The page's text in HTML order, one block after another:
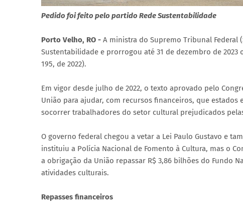
Pedido foi feito pelo partido Rede Sustentabilidade
Porto Velho, RO - A ministra do Supremo Tribunal Federal
Sustentabilidade e prorrogou até 31 de dezembro de 2023
195, de 2022).
Em vigor desde julho de 2022, o texto aprovado pelo
União para ajudar, com recursos financeiros, que
socorrer trabalhadores do setor cultural prejudicados
O governo federal chegou a vetar a Lei Paulo Gustavo e
instituiu a Polícia Nacional de Fomento à Cultura, mas o
a obrigação da União repassar R$ 3,86 bilhões do Fundo
atividades culturais.
Repasses financeiros